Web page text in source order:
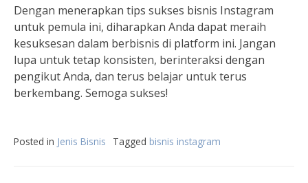
Dengan menerapkan tips sukses bisnis Instagram
untuk pemula ini, diharapkan Anda dapat meraih
kesuksesan dalam berbisnis di platform ini. Jangan
lupa untuk tetap konsisten, berinteraksi dengan
pengikut Anda, dan terus belajar untuk terus
berkembang. Semoga sukses!
Posted in Jenis Bisnis Tagged bisnis instagram